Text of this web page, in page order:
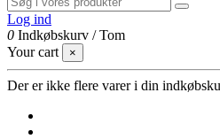
Log ind
0 Indkøbskurv /Tom
Your cart
×
Der er ikke flere varer i din